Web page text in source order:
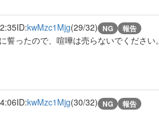
ID:kwMzc1Mjg(29/32) NG 報告
ったので、喧嘩は売らないでください。
ID:kwMzc1Mjg(30/32) NG 報告